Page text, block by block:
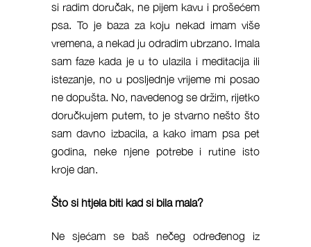
si radim doručak, ne pijem kavu i prošećem
psa. To je baza za koju nekad imam više
vremena, a nekad ju odradim ubrzano. Imala
sam faze kada je u to ulazila i meditacija ili
istezanje, no u posljednje vrijeme mi posao
ne dopušta. No, navedenog se držim, rijetko
doručkujem putem, to je stvarno nešto što
sam davno izbacila, a kako imam psa pet
godina, neke njene potrebe i rutine isto
kroje dan.
Što si htjela biti kad si bila mala?
Ne sjećam se baš nečeg određenog iz